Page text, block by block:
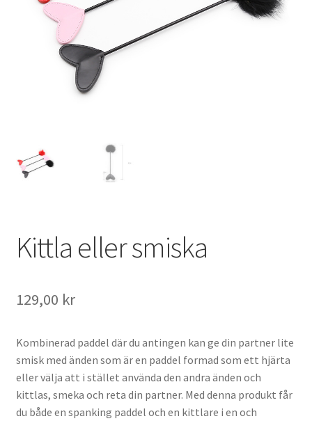
Kittla eller smiska
129,00 kr
Kombinerad paddel där du antingen kan ge din partner lite
smisk med änden som är en paddel formad som ett hjärta
eller välja att i stället använda den andra änden och
kittlas, smeka och reta din partner. Med denna produkt får
du både en spanking paddel och en kittlare i en och